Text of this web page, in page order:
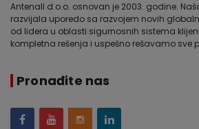
Antenall d.o.o. osnovan je 2003. godine.
razvijala uporedo sa razvojem novih
od lidera u oblasti sigurnosnih sistema
kompletna rešenja i uspešno rešavamo sve
Pronađite nas